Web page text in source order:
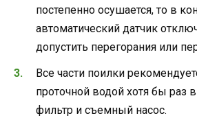
постепенно осушается, то в
автоматический датчик
допустить перегорания или
Все части поилки
проточной водой хотя бы раз
фильтр и съемный насос.